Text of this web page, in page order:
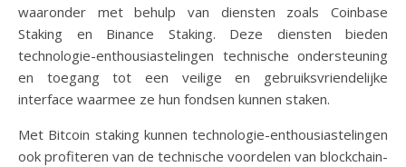
waaronder met behulp van diensten zoals Coinbase
Staking en Binance Staking. Deze diensten bieden
technologie-enthousiastelingen technische ondersteuning
en toegang tot een veilige en gebruiksvriendelijke
interface waarmee ze hun fondsen kunnen staken.
Met Bitcoin staking kunnen technologie-enthousiastelingen
ook profiteren van de technische voordelen van blockchain-